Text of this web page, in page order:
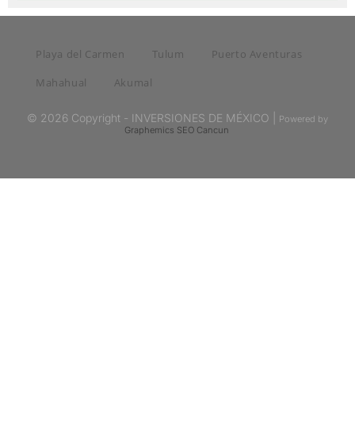
Playa del Carmen Tulum
Puerto Aventuras
Mahahual
Akumal
© 2026 Copyright - INVERSIONES DE MÉXICO |
Powered by
Graphemics SEO Cancun